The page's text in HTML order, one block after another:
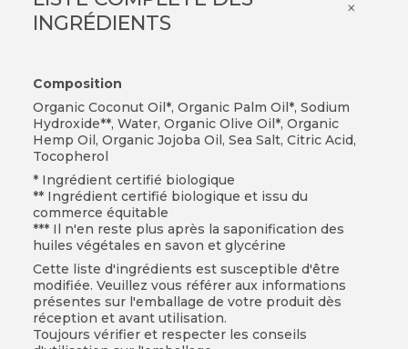
INGRÉDIENTS
×
Composition
Organic Coconut Oil*, Organic Palm Oil*, Sodium
Hydroxide**, Water, Organic Olive Oil*, Organic
Hemp Oil, Organic Jojoba Oil, Sea Salt, Citric Acid,
Tocopherol
* Ingrédient certifié biologique
** Ingrédient certifié biologique et issu du
commerce équitable
*** Il n'en reste plus après la saponification des
huiles végétales en savon et glycérine
Cette liste d'ingrédients est susceptible d'être
modifiée. Veuillez vous référer aux informations
présentes sur l'emballage de votre produit dès
réception et avant utilisation.
Toujours vérifier et respecter les conseils